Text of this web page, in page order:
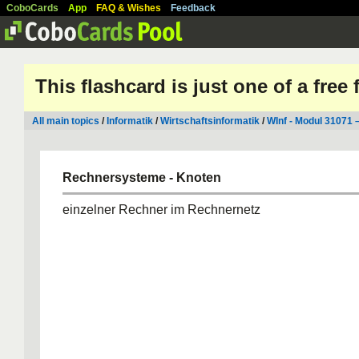
CoboCards App FAQ & Wishes Feedback
This flashcard is just one of a free
All main topics / Informatik /Wirtschaftsinformatik /WInf - Modul 31071
Rechnersysteme - Knoten
einzelner Rechner im Rechnernetz